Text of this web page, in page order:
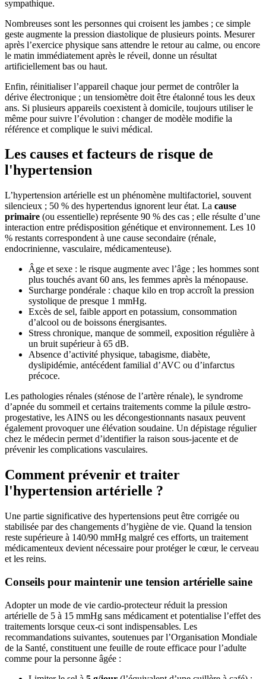
sympathique.
Nombreuses sont les personnes qui croisent les jambes ; ce simple
geste augmente la pression diastolique de plusieurs points. Mesurer
après l’exercice physique sans attendre le retour au calme, ou encore
le matin immédiatement après le réveil, donne un résultat
artificiellement bas ou haut.
Enfin, réinitialiser l’appareil chaque jour permet de contrôler la
dérive électronique ; un tensiomètre doit être étalonné tous les deux
ans. Si plusieurs appareils coexistent à domicile, toujours utiliser le
même pour suivre l’évolution : changer de modèle modifie la
référence et complique le suivi médical.
Les causes et facteurs de risque de
l'hypertension
L’hypertension artérielle est un phénomène multifactoriel, souvent
silencieux ; 50 % des hypertendus ignorent leur état. La cause
primaire (ou essentielle) représente 90 % des cas ; elle résulte d’une
interaction entre prédisposition génétique et environnement. Les 10
% restants correspondent à une cause secondaire (rénale,
endocrinienne, vasculaire, médicamenteuse).
Âge et sexe : le risque augmente avec l’âge ; les hommes sont
plus touchés avant 60 ans, les femmes après la ménopause.
Surcharge pondérale : chaque kilo en trop accroît la pression
systolique de presque 1 mmHg.
Excès de sel, faible apport en potassium, consommation
d’alcool ou de boissons énergisantes.
Stress chronique, manque de sommeil, exposition régulière à
un bruit supérieur à 65 dB.
Absence d’activité physique, tabagisme, diabète,
dyslipidémie, antécédent familial d’AVC ou d’infarctus
précoce.
Les pathologies rénales (sténose de l’artère rénale), le syndrome
d’apnée du sommeil et certains traitements comme la pilule œstro-
progestative, les AINS ou les décongestionnants nasaux peuvent
également provoquer une élévation soudaine. Un dépistage régulier
chez le médecin permet d’identifier la raison sous-jacente et de
prévenir les complications vasculaires.
Comment prévenir et traiter
l'hypertension artérielle ?
Une partie significative des hypertensions peut être corrigée ou
stabilisée par des changements d’hygiène de vie. Quand la tension
reste supérieure à 140/90 mmHg malgré ces efforts, un traitement
médicamenteux devient nécessaire pour protéger le cœur, le cerveau
et les reins.
Conseils pour maintenir une tension artérielle saine
Adopter un mode de vie cardio-protecteur réduit la pression
artérielle de 5 à 15 mmHg sans médicament et potentialise l’effet des
traitements lorsque ceux-ci sont indispensables. Les
recommandations suivantes, soutenues par l’Organisation Mondiale
de la Santé, constituent une feuille de route efficace pour l’adulte
comme pour la personne âgée :